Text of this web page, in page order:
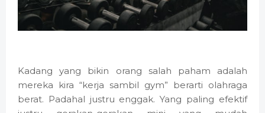
Kadang yang bikin orang salah paham adalah
mereka kira “kerja sambil gym” berarti olahraga
berat. Padahal justru enggak. Yang paling efektif